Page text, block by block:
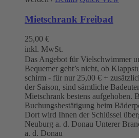
Mietschrank Freibad
25,00 €
inkl. MwSt.
Das Angebot für Vielschwimmer
Bequemer geht’s nicht, ob
schirm - für nur 25,00 € +
der Saison, sind sämtliche
Mietschrank bestens aufgehoben.
Buchungsbestätigung beim
Dort wird Ihnen der Schlüssel
Neuburg a. d. Donau Unterer
a. d. Donau